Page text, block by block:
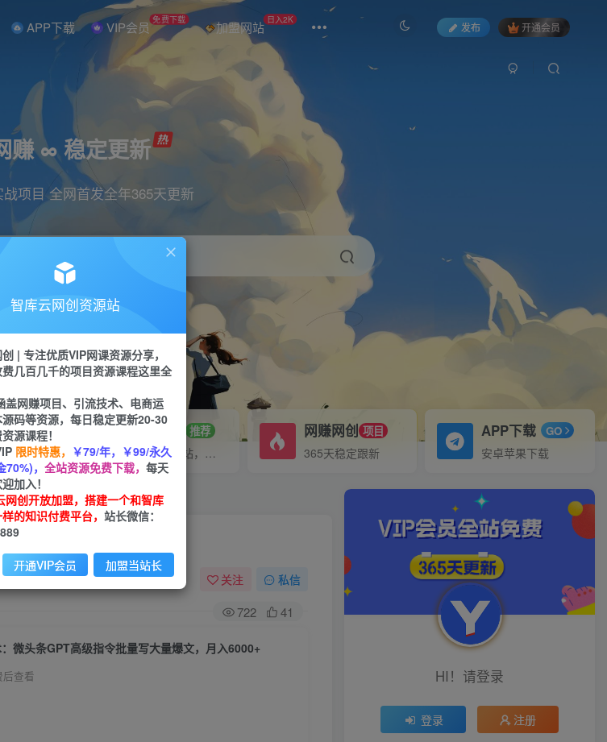
APP下载 VIP会员 免费下载 加盟网站 日入2K
发布 开通会员
赚 ∞ 稳定更新
项目 全网首发全年365天更新
直播 小红书 剪辑
VIP推广
70%分佣
广链接
招募站长 推荐
搭建同款网站，自己当老板
网赚网创 项目
365天稳定跟新
APP下载 GO
安卓苹果下载
爆文，月入6000+
关注 私信
722 41
微头条GPT高级指令批量写大量爆文，月入6000+
后查看 HI！请登录
登录 注册
智库云网创资源站
| 专注优质VIP网课资源分享，
几百几千的项目资源课程这里全
盖网赚项目、引流技术、电商运
码等资源，每日稳定更新20-30
源课程！
限时特惠， ￥79/年，￥99/永久
， 全站资源免费下载， 每天
加入！
网创开放加盟，搭建一个和智库
的知识付费平台， 站长微信：
开通VIP会员 加盟当站长